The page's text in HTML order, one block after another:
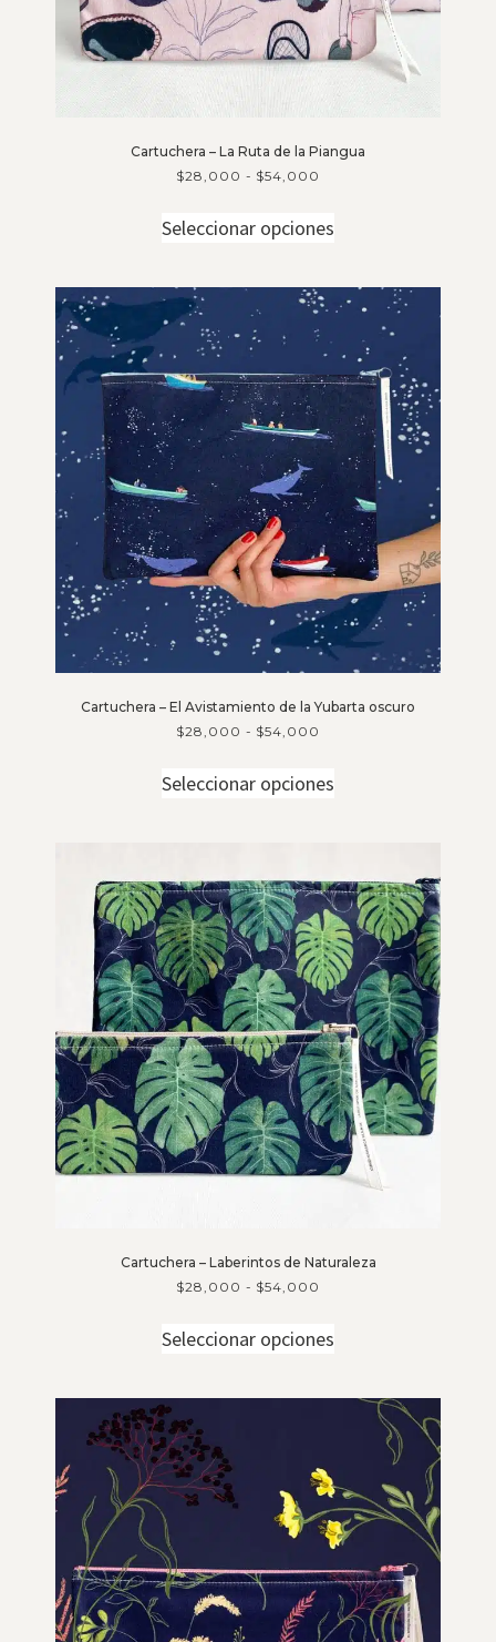
Cartuchera – La Ruta de la Piangua
$28,000 - $54,000
Seleccionar opciones
Cartuchera – El Avistamiento de la Yubarta oscuro
$28,000 - $54,000
Seleccionar opciones
Cartuchera – Laberintos de Naturaleza
$28,000 - $54,000
Seleccionar opciones